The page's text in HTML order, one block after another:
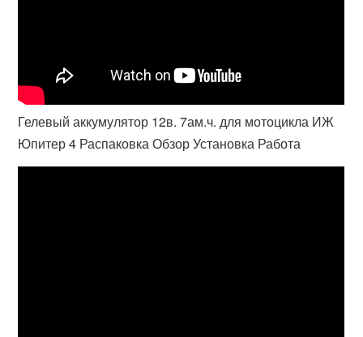
Гелевый аккумулятор 12в. 7ам.ч. для мотоцикла ИЖ
Юпитер 4 Распаковка Обзор Установка Работа